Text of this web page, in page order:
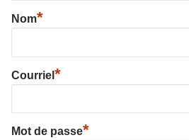
Nom*
Courriel *
Mot de passe*